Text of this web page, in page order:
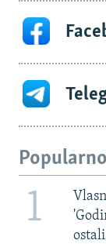
Popularno
1